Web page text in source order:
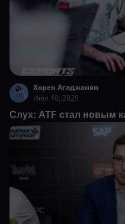
Хорен Агаджанян
Июл 10, 2025
Слух: ATF стал новым